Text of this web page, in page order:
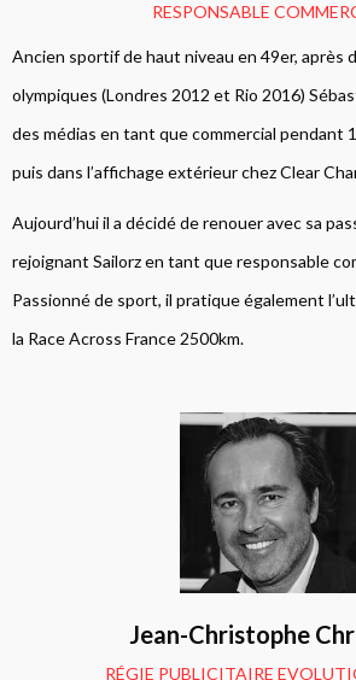
RESPONSABLE
Ancien sportif de haut niveau en 49er, après
olympiques (Londres 2012 et Rio 2016)
des médias en tant que commercial pendant
puis dans l’affichage extérieur chez Clear
Aujourd’hui il a décidé de renouer avec sa
rejoignant Sailorz en tant que responsable
Passionné de sport, il pratique également
la Race Across France 2500km.
Jean-Christophe
RÉGIE PUBLICITAIRE